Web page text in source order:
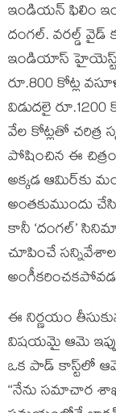
ఇండియన్ ఫిలిం
దంగల్. వరల్డ్ వైడ్
ఇండియాస్ హైయెస్ట్
రూ.800 కోట్ల
విడుదలై
వేల కోట్లతో చరిత్ర
పోషించిన ఈ
అక్కడ ఆమిర్‌కు
అంతకుముందు
కానీ ‘దంగల్’
చూపించే
ఈ నిర్ణయం
విషయమై ఆమె
ఒక పాడ్ కాస్ట్‌లో
‘‘నేను సమాచార